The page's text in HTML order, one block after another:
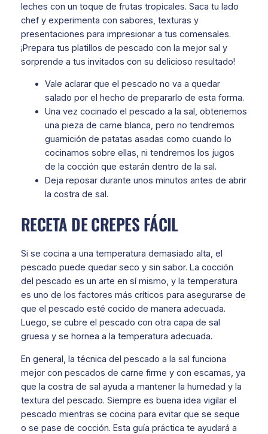
leches con un toque de frutas tropicales. Saca tu lado
chef y experimenta con sabores, texturas y
presentaciones para impresionar a tus comensales.
¡Prepara tus platillos de pescado con la mejor sal y
sorprende a tus invitados con su delicioso resultado!
Vale aclarar que el pescado no va a quedar
salado por el hecho de prepararlo de esta forma.
Una vez cocinado el pescado a la sal, obtenemos
una pieza de carne blanca, pero no tendremos
guarnición de patatas asadas como cuando lo
cocinamos sobre ellas, ni tendremos los jugos
de la cocción que estarán dentro de la sal.
Deja reposar durante unos minutos antes de abrir
la costra de sal.
RECETA DE CREPES FÁCIL
Si se cocina a una temperatura demasiado alta, el
pescado puede quedar seco y sin sabor. La cocción
del pescado es un arte en sí mismo, y la temperatura
es uno de los factores más críticos para asegurarse de
que el pescado esté cocido de manera adecuada.
Luego, se cubre el pescado con otra capa de sal
gruesa y se hornea a la temperatura adecuada.
En general, la técnica del pescado a la sal funciona
mejor con pescados de carne firme y con escamas, ya
que la costra de sal ayuda a mantener la humedad y la
textura del pescado. Siempre es buena idea vigilar el
pescado mientras se cocina para evitar que se seque
o se pase de cocción. Esta guía práctica te ayudará a